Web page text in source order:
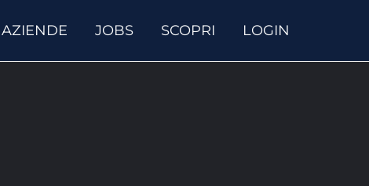
AZIENDE JOBS SCOPRI LOGIN